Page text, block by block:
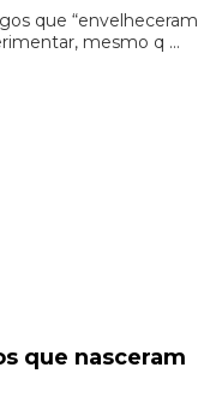
que “envelheceram
mesmo q ...
que nasceram